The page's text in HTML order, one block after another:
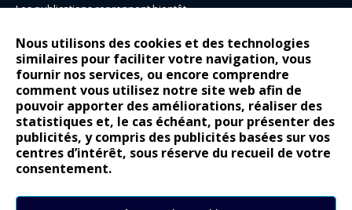
Nous utilisons des cookies et des technologies
similaires pour faciliter votre navigation, vous
fournir nos services, ou encore comprendre
comment vous utilisez notre site web afin de
pouvoir apporter des améliorations, réaliser des
statistiques et, le cas échéant, pour présenter des
publicités, y compris des publicités basées sur vos
centres d’intérêt, sous réserve du recueil de votre
consentement.
Les publications reprennent bientôt…
14 juillet : nouveau film de marque pour Citroën
Renault Espace : voyage, voyage…
Peugeot E-208 GTi : naissance d’une légende
COMMENTAIRES RÉCENTS
Bernard Dardartdans
Gilly